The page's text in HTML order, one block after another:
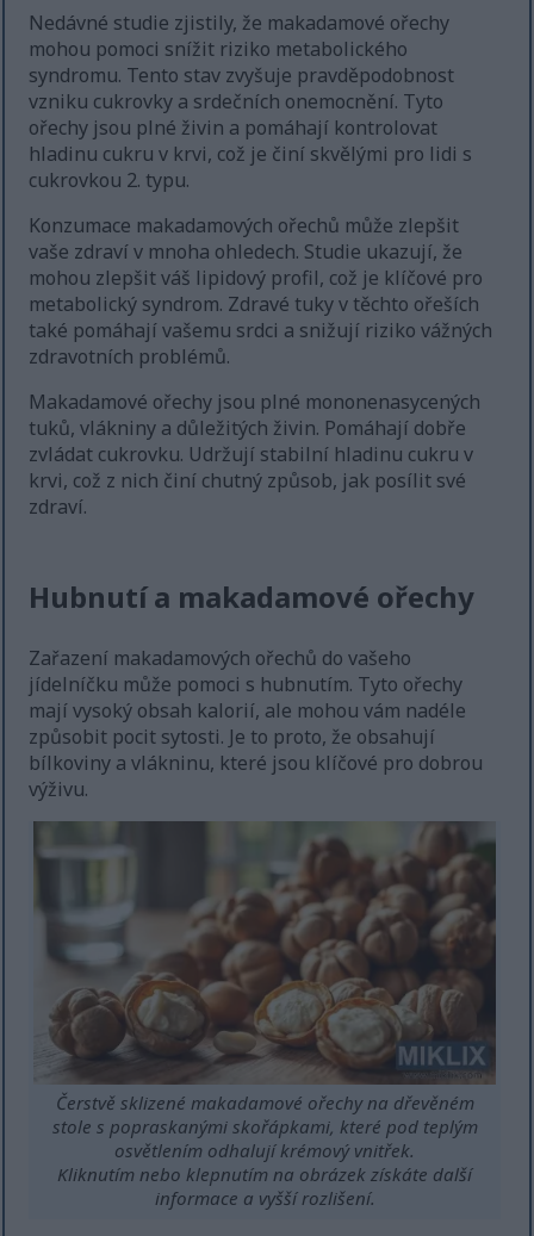
Nedávné studie zjistily, že makadamové ořechy
mohou pomoci snížit riziko metabolického
syndromu. Tento stav zvyšuje pravděpodobnost
vzniku cukrovky a srdečních onemocnění. Tyto
ořechy jsou plné živin a pomáhají kontrolovat
hladinu cukru v krvi, což je činí skvělými pro lidi s
cukrovkou 2. typu.
Konzumace makadamových ořechů může zlepšit
vaše zdraví v mnoha ohledech. Studie ukazují, že
mohou zlepšit váš lipidový profil, což je klíčové pro
metabolický syndrom. Zdravé tuky v těchto ořeších
také pomáhají vašemu srdci a snižují riziko vážných
zdravotních problémů.
Makadamové ořechy jsou plné mononenasycených
tuků, vlákniny a důležitých živin. Pomáhají dobře
zvládat cukrovku. Udržují stabilní hladinu cukru v
krvi, což z nich činí chutný způsob, jak posílit své
zdraví.
Hubnutí a makadamové ořechy
Zařazení makadamových ořechů do vašeho
jídelníčku může pomoci s hubnutím. Tyto ořechy
mají vysoký obsah kalorií, ale mohou vám nadéle
způsobit pocit sytosti. Je to proto, že obsahují
bílkoviny a vlákninu, které jsou klíčové pro dobrou
výživu.
Čerstvě sklizené makadamové ořechy na dřevěném
stole s popraskanými skořápkami, které pod teplým
osvětlením odhalují krémový vnitřek.
Kliknutím nebo klepnutím na obrázek získáte další
informace a vyšší rozlišení.